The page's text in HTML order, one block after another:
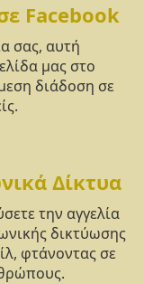
Facebook
σας, αυτή
μας στο
διάδοση σε
Δίκτυα
την αγγελία
δικτύωσης
φτάνοντας σε